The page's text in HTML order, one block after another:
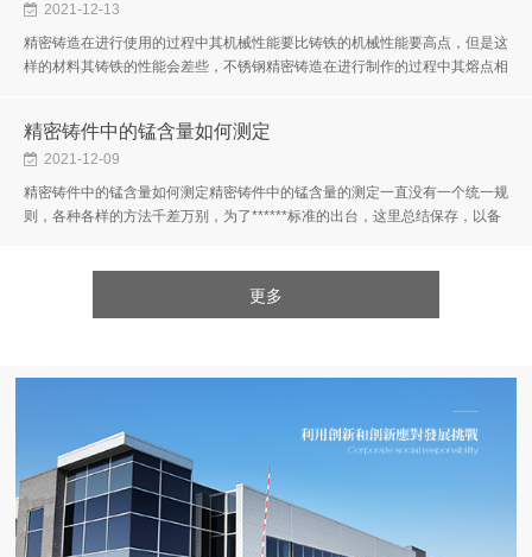
2021-12-13
精密铸造在进行使用的过程中其机械性能要比铸铁的机械性能要高点，但是这
样的材料其铸铁的性能会差些，不锈钢精密铸造在进行制作的过程中其熔点相
精密铸件中的锰含量如何测定
2021-12-09
精密铸件中的锰含量如何测定精密铸件中的锰含量的测定一直没有一个统一规
则，各种各样的方法千差万别，为了******标准的出台，这里总结保存，以备
更多